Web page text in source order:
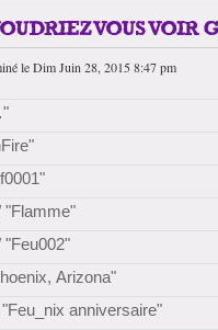
VOUS VOIR
le Dim Juin 28, 2015 8:47 pm
"Flamme"
"Feu002"
Arizona"
"Feu_nix anniversaire"